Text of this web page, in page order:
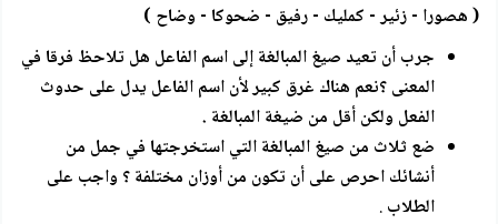
( هصورا - زئير - كمليك - رفيق - ضحوكا - وضاح )
جرب أن تعيد صيغ المبالغة إلى اسم الفاعل هل تلاحظ فرقا في
المعنى ؟نعم هناك غرق كبير لأن اسم الفاعل يدل على حدوث
الفعل ولكن أقل من ضيغة المبالغة .
ضع ثلاث من صيغ المبالغة التي استخرجتها في جمل من
أنشائك احرص على أن تكون من أوزان مختلفة ؟ واجب على
الطلاب.